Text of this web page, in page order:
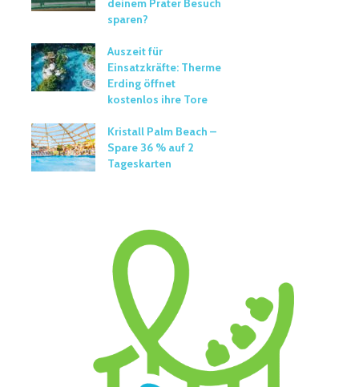
deinem Prater Besuch
sparen?
Auszeit für
Einsatzkräfte: Therme
Erding öffnet
kostenlos ihre Tore
Kristall Palm Beach –
Spare 36 % auf 2
Tageskarten